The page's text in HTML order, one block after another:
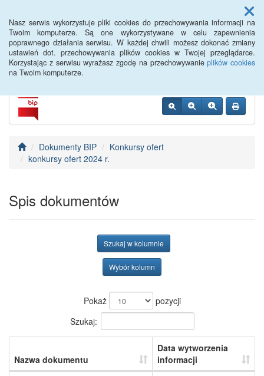
Nasz serwis wykorzystuje pliki cookies do przechowywania informacji na
Twoim komputerze. Są one wykorzystywane w celu zapewnienia
poprawnego działania serwisu. W każdej chwili możesz dokonać zmiany
ustawień dot. przechowywania plików cookies w Twojej przeglądarce.
Korzystając z serwisu wyrażasz zgodę na przechowywanieplików cookies
na Twoim komputerze.
Menu
BIP WTWK Partynice
Dokumenty BIP
Konkursy ofert
konkursy ofert 2024 r.
Spis dokumentów
Szukaj w kolumnie
Wybór kolumn
Pokaż
pozycji
Szukaj:
Nazwa dokumentu
Data wytworzenia
informacji